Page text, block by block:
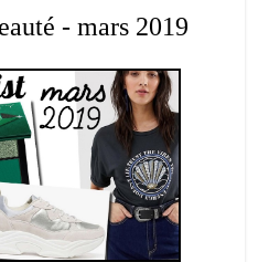
- mars 2019